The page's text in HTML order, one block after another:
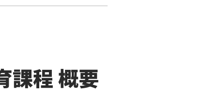
課程 概要